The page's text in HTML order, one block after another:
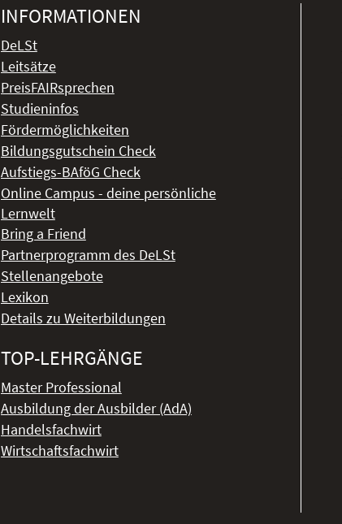
INFORMATIONEN
DeLSt
Leitsätze
PreisFAIRsprechen
Studieninfos
Fördermöglichkeiten
Bildungsgutschein Check
Aufstiegs-BAföG Check
Online Campus - deine persönliche
Lernwelt
Bring a Friend
Partnerprogramm des DeLSt
Stellenangebote
Lexikon
Details zu Weiterbildungen
TOP-LEHRGÄNGE
Master Professional
Ausbildung der Ausbilder (AdA)
Handelsfachwirt
Wirtschaftsfachwirt